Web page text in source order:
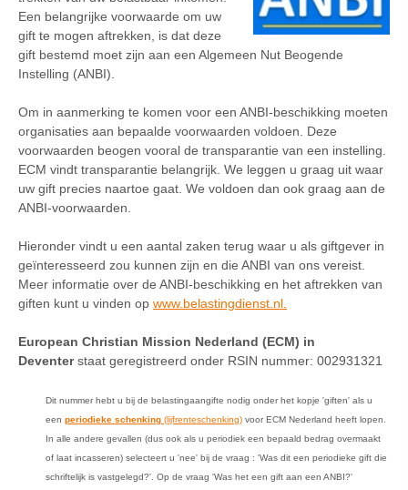
Een belangrijke voorwaarde om uw
gift te mogen aftrekken, is dat deze
gift bestemd moet zijn aan een Algemeen Nut Beogende
Instelling (ANBI).
Om in aanmerking te komen voor een ANBI-beschikking moeten
organisaties aan bepaalde voorwaarden voldoen. Deze
voorwaarden beogen vooral de transparantie van een instelling.
ECM vindt transparantie belangrijk. We leggen u graag uit waar
uw gift precies naartoe gaat. We voldoen dan ook graag aan de
ANBI-voorwaarden.
Hieronder vindt u een aantal zaken terug waar u als giftgever in
geïnteresseerd zou kunnen zijn en die ANBI van ons vereist.
Meer informatie over de ANBI-beschikking en het aftrekken van
giften kunt u vinden op www.belastingdienst.nl.
European Christian Mission Nederland (ECM) in
Deventerstaat geregistreerd onder RSIN nummer: 002931321
Dit nummer hebt u bij de belastingaangifte nodig onder het kopje 'giften' als u
een periodieke schenking (lijfrenteschenking) voor ECM Nederland heeft lopen.
In alle andere gevallen (dus ook als u periodiek een bepaald bedrag overmaakt
of laat incasseren) selecteert u 'nee' bij de vraag : 'Was dit een periodieke gift die
schriftelijk is vastgelegd?'. Op de vraag 'Was het een gift aan een ANBI?'